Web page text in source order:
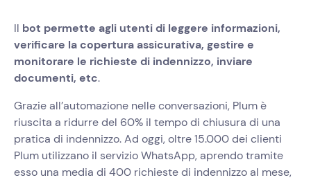
Il bot permette agli utenti di leggere informazioni,
verificare la copertura assicurativa, gestire e
monitorare le richieste di indennizzo, inviare
documenti, etc.
Grazie all’automazione nelle conversazioni, Plum è
riuscita a ridurre del 60% il tempo di chiusura di una
pratica di indennizzo. Ad oggi, oltre 15.000 dei clienti
Plum utilizzano il servizio WhatsApp, aprendo tramite
esso una media di 400 richieste di indennizzo al mese,